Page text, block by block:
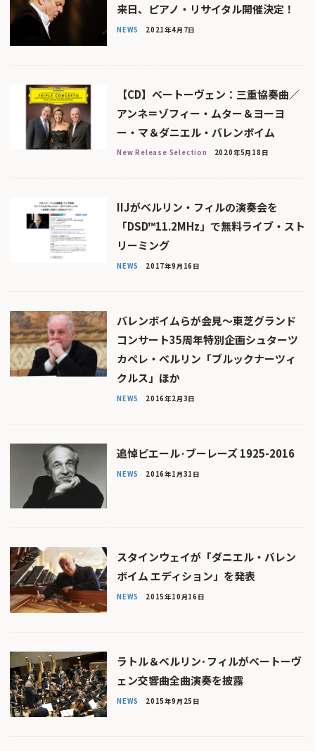
来日、ピアノ・リサイタル開催決定！
NEWS 2021年4月7日
【CD】ベートーヴェン：三重協奏曲／
アンネ＝ゾフィー・ムター＆ヨーヨ
ー・マ＆ダニエル・バレンボイム
New Release Selection 2020年5月18日
IIJがベルリン・フィルの演奏会を
「DSD™11.2MHz」で無料ライブ・スト
リーミング
NEWS 2017年9月16日
バレンボイムらが会見〜東芝グランド
コンサート35周年特別企画シュターツ
カペレ・ベルリン「ブルックナーツィ
クルス」ほか
NEWS 2016年2月3日
追悼ピエール·ブーレーズ 1925-2016
NEWS 2016年1月31日
スタインウェイが「ダニエル・バレン
ボイム エディション」を発表
NEWS 2015年10月16日
ラトル＆ベルリン･フィルがベートーヴ
ェン交響曲全曲演奏を披露
NEWS 2015年9月25日